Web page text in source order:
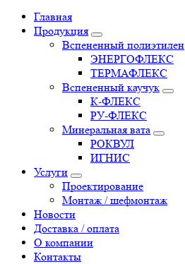
Главная
Продукция
Вспененный полиэтилен
ЭНЕРГОФЛЕКС
ТЕРМАФЛЕКС
Вспененный каучук
К-ФЛЕКС
РУ-ФЛЕКС
Минеральная вата
РОКВУЛ
ИГНИС
Услуги
Проектирование
Монтаж / шефмонтаж
Новости
Доставка / оплата
О компании
Контакты